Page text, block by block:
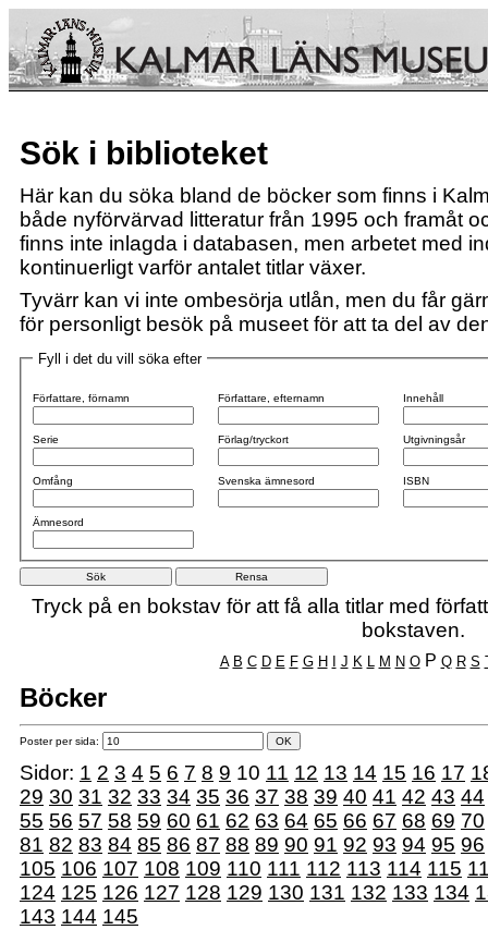
Sök i biblioteket
Här kan du söka bland de böcker som finns i
både nyförvärvad litteratur från 1995 och framåt
finns inte inlagda i databasen, men arbetet med
kontinuerligt varför antalet titlar växer.
Tyvärr kan vi inte ombesörja utlån, men du får
för personligt besök på museet för att ta del av
Fyll i det du vill söka efter
Författare, förnamn
Serie
Omfång
Ämnesord
Författare, efternamn
Förlag/tryckort
Svenska ämnesord
Innehåll
Utgivningsår
ISBN
Tryck på en bokstav för att få alla titlar med
bokstaven.
A B C D E F G H I J K L M N O P Q R S
Böcker
Poster per sida:
Sidor: 1 2 3 4 5 6 7 8 9 10 11 12 13 14 15 16 17
29 30 31 32 33 34 35 36 37 38 39 40 41 42 43 44
55 56 57 58 59 60 61 62 63 64 65 66 67 68 69 70
81 82 83 84 85 86 87 88 89 90 91 92 93 94 95 96
105 106 107 108 109 110 111 112 113 114 115
124 125 126 127 128 129 130 131 132 133 134
143 144 145